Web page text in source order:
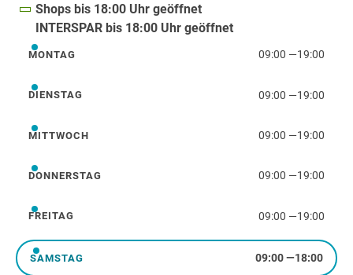
Shops bis 18:00 Uhr geöffnet
INTERSPAR bis 18:00 Uhr geöffnet
Montag
MONTAG 09:00 —19:00
Dienstag
DIENSTAG 09:00 —19:00
Mittwoch
MITTWOCH 09:00 —19:00
Donnerstag
DONNERSTAG 09:00 —19:00
Freitag
FREITAG 09:00 —19:00
Samstag
SAMSTAG 09:00—18:00